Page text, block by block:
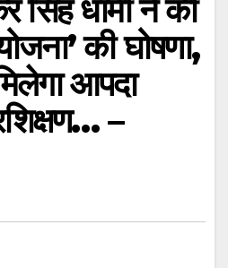
सिंह धामी ने की
की घोषणा,
आपदा
–